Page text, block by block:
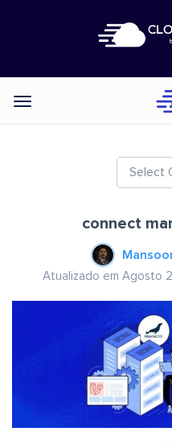
Categories
Select
connect
Atualizado em Agosto